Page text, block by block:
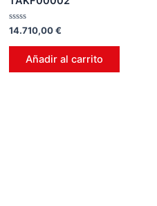
Valorado
0
14.710,00€
Añadir al carrito